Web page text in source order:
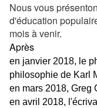
Nous vous
d'éducation
mois à venir.
Après
en janvier 2018, le
philosophie de Karl
en mars 2018, Greg
en avril 2018,